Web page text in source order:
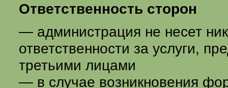
Ответственность сторон
— администрация не несет
ответственности за услуги,
третьими лицами
— в случае возникновения